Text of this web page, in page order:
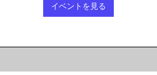
イベントを見る